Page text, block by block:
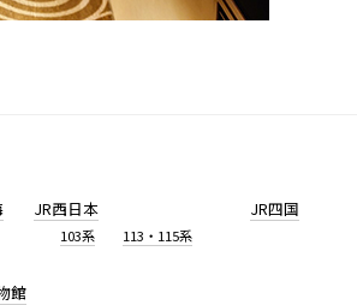
JR西日本
103系 113・115系
JR四国
館